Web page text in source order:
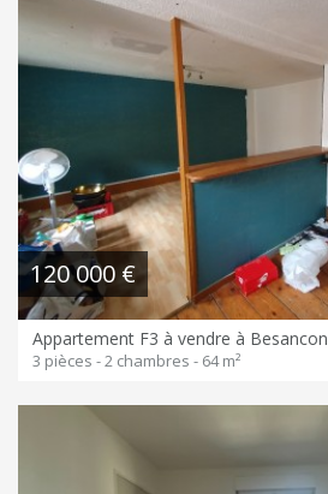
120 000 €
Appartement F3 à vendre à Besancon
3 pièces - 2 chambres - 64 m²